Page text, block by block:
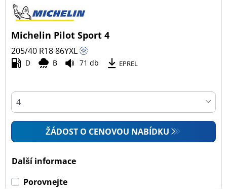
Michelin Pilot Sport 4
205/40 R1886YXL
D B 71 db EPREL
ŽÁDOST O CENOVOU NABÍDKU
Další informace
Porovnejte